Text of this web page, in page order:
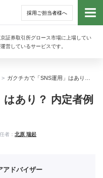
採用ご担当者様へ
証券取引所グロース市場に上場してい
営しているサービスです。
トッ
あり？ 内定者例
者： 北原 瑞起
アドバイザー